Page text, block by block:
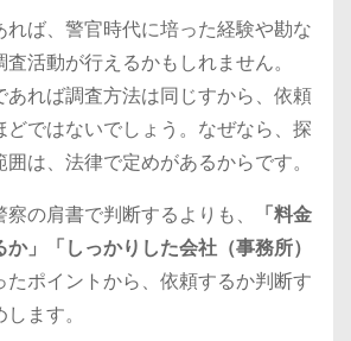
れば、警官時代に培った経験や勘な
活動が行えるかもしれません。
あれば調査方法は同じすから、依頼
ではないでしょう。なぜなら、探
は、法律で定めがあるからです。
の肩書で判断するよりも、
「料金
」「しっかりした会社（事務所）
たポイントから、依頼するか判断す
ます。